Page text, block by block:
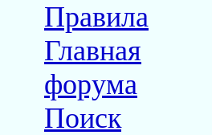
Правила
Главная
форума
Поиск